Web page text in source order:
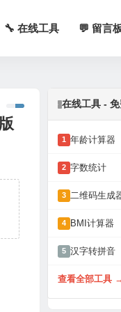
🔧 在线工具 💬 留言
在线工具 -
1 年龄计算器
2 字数统计
3 二维码生成
4 BMI计算器
5 汉字转拼音
查看全部工具